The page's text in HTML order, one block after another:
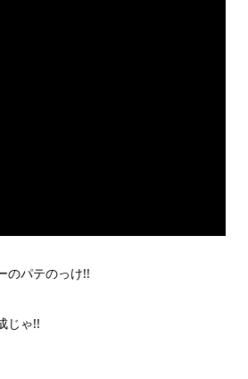
のパテのっけ!!
じゃ!!